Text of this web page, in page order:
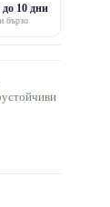
10 дни
бързо